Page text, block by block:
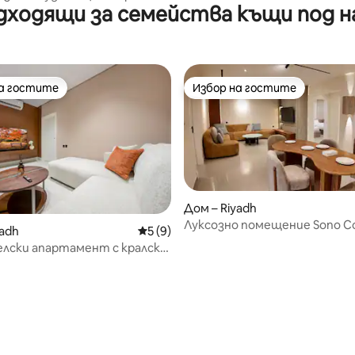
настаняване)
за семейства къщи под
5, 5 отзива
гостите
гостите
Средна оценка: 5 от 5, 9 отзива
5 (9)
апартамент с кралско
Избор на гостите
Избор на гостите
Дом – Riyadh
Луксозно помещение Sono